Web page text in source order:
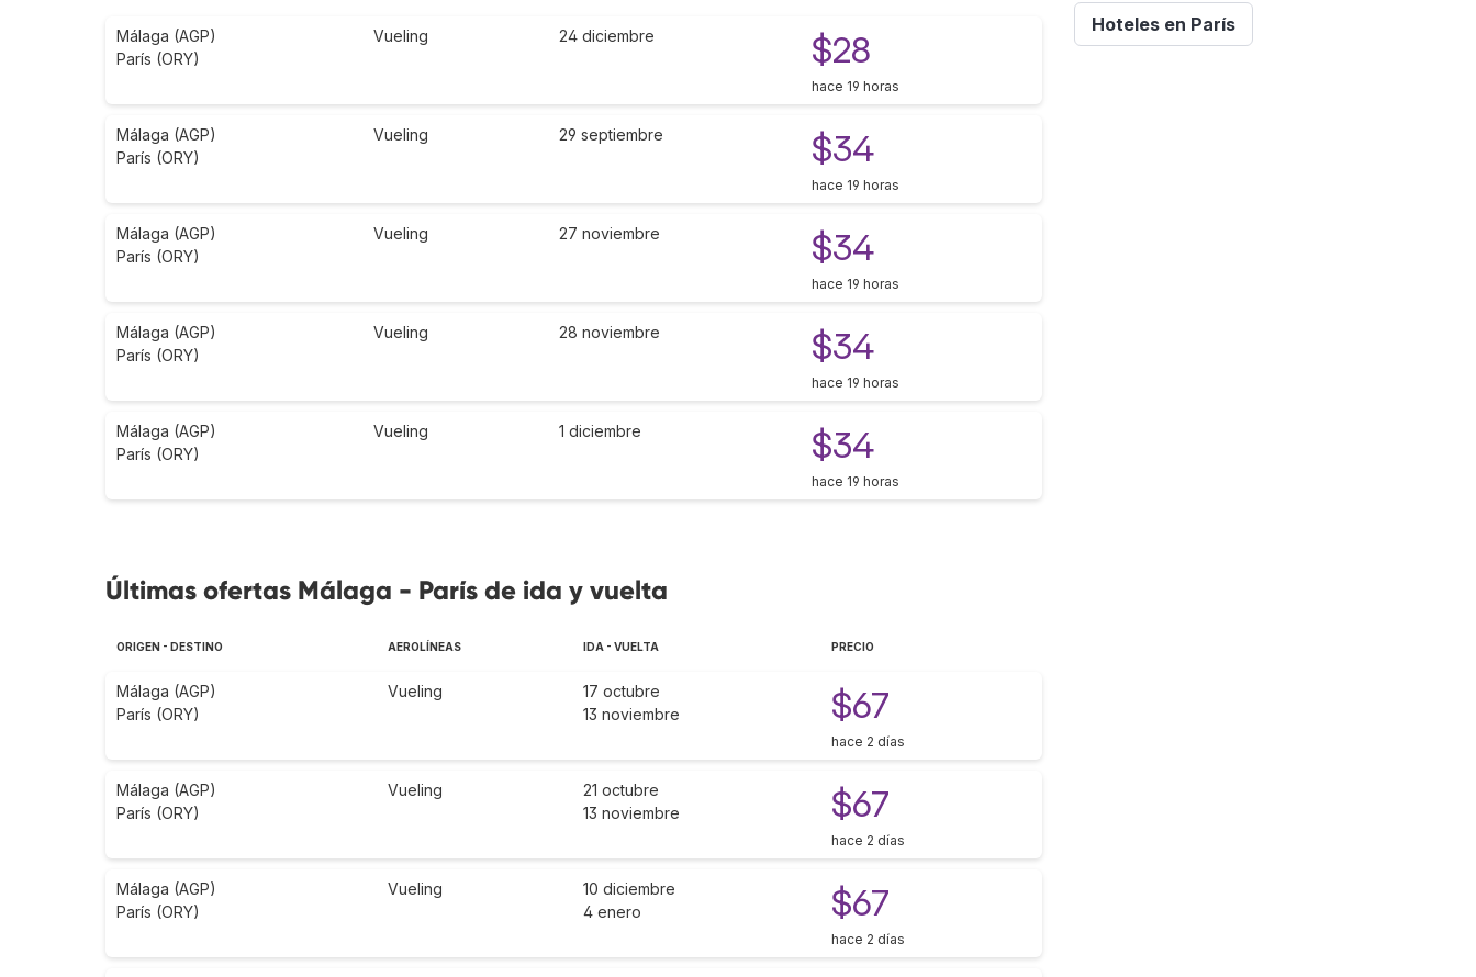
Málaga (AGP)
París (ORY)
Vueling 24 diciembre $28
hace 19 horas
Málaga (AGP)
París (ORY)
Vueling 29 septiembre $34
hace 19 horas
Málaga (AGP)
París (ORY)
Vueling 27 noviembre $34
hace 19 horas
Málaga (AGP)
París (ORY)
Vueling 28 noviembre $34
hace 19 horas
Málaga (AGP)
París (ORY)
Vueling 1 diciembre $34
hace 19 horas
Últimas ofertas Málaga - París de ida y vuelta
ORIGEN - DESTINO AEROLÍNEAS IDA - VUELTA PRECIO
Málaga (AGP)
París (ORY)
Vueling
17 octubre
13 noviembre
$67
hace 2 días
Málaga (AGP)
París (ORY)
Vueling
21 octubre
13 noviembre
$67
hace 2 días
Málaga (AGP)
París (ORY)
Vueling
10 diciembre
4 enero
$67
hace 2 días
Hoteles en París